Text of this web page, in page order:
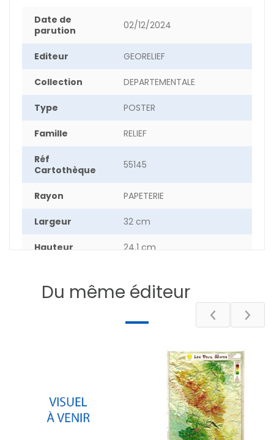
Date de
parution
02/12/2024
Editeur GEORELIEF
Collection DEPARTEMENTALE
Type POSTER
Famille RELIEF
Réf
Cartothèque
55145
Rayon PAPETERIE
Largeur 32 cm
Hauteur 24.1 cm
Poids 4.1 g
FRANCE
[35] Ille-et-Vilaine
Du même éditeur